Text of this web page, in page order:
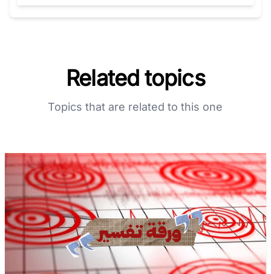
Related topics
Topics that are related to this one